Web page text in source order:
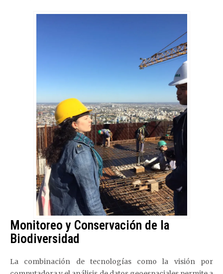
Monitoreo y Conservación de la
Biodiversidad
La combinación de tecnologías como la visión por